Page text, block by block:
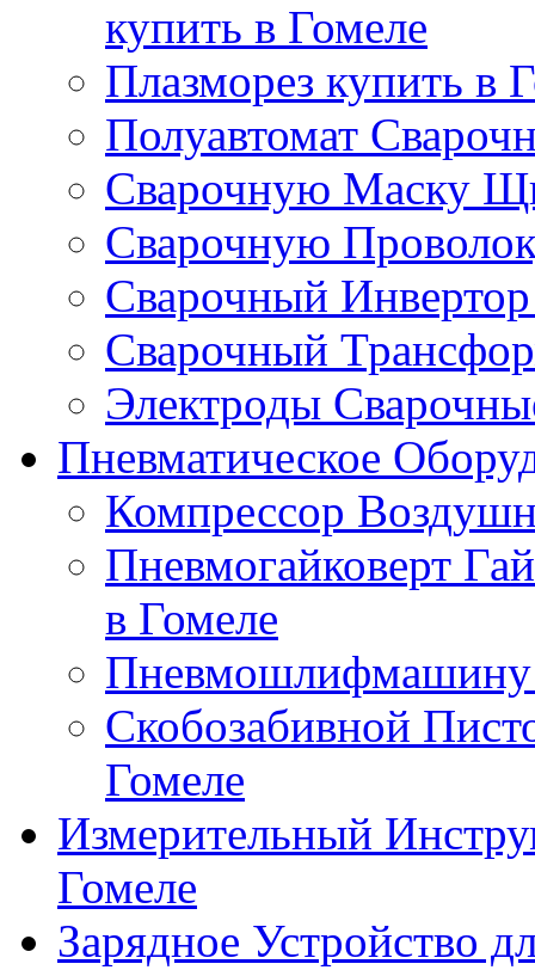
купить в Гомеле
Плазморез купить в
Полуавтомат
Сварочную Маску
Сварочную
Сварочный
Сварочный
Электроды
Пневматическое
Компрессор
Пневмогайковерт
в Гомеле
Пневмошлифмашину
Скобозабивной
Гомеле
Измерительный
Гомеле
Зарядное Устройство